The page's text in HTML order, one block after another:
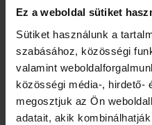
Ez a weboldal sütiket
Sütiket használunk a
szabásához, közösségi
valamint
közösségi média-, hirdető-
megosztjuk az Ön
adatait, akik
segítünk, ha autót
adunk a
Gyors, azonnali
lehetőség,
Vidékről érkeznél?
támogatással az
(partnerünk által